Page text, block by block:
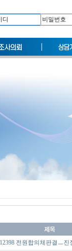
전원합의체판결ㅡ